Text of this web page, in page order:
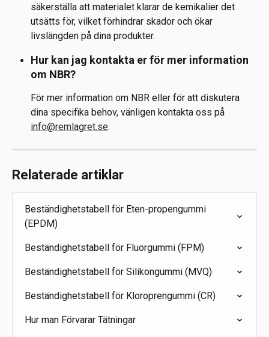
säkerställa att materialet klarar de kemikalier det
utsätts för, vilket förhindrar skador och ökar
livslängden på dina produkter.
Hur kan jag kontakta er för mer information
om NBR?
För mer information om NBR eller för att diskutera
dina specifika behov, vänligen kontakta oss på
info@remlagret.se.
Relaterade artiklar
Beständighetstabell för Eten-propengummi
(EPDM)
Beständighetstabell för Fluorgummi (FPM)
Beständighetstabell för Silikongummi (MVQ)
Beständighetstabell för Kloroprengummi (CR)
Hur man Förvarar Tätningar